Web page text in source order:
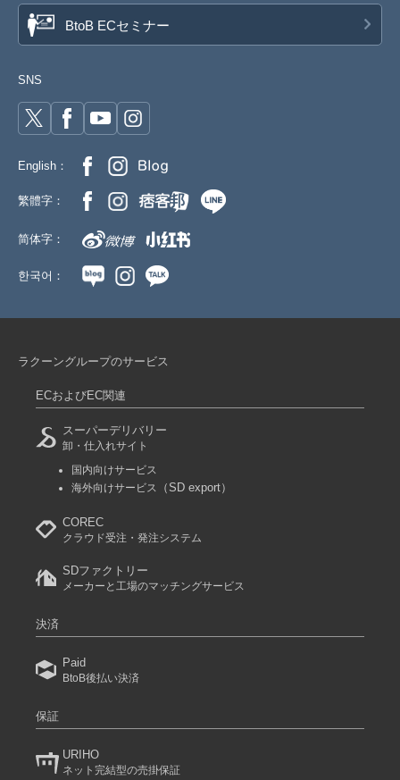
8-6D/グリーン 120cm
SD品番：12535884S32
8-6D/グリーン 130cm
参考上代
SD品番：12535884S33
8-6D/グリーン 140cm
参考上代 オープンプライス
参考上代
8-6D/グリーン 160cm
参考上代
SD品番：12535884S36 / メーカー品番：524-106
8-7ネイビー 110cm
参考上代
SOLD OUT
SD品番：12535884S37
BtoB ECセミナー
SNS
English：
繁體字：
简体字：
한국어：
ラクーングループのサービス
ECおよびEC関連
スーパーデリバリー
卸・仕入れサイト
国内向けサービス
海外向けサービス
（SD export）
COREC
クラウド受注・発注システム
SDファクトリー
メーカーと工場のマッチングサービス
決済
Paid
BtoB後払い決済
保証
URIHO
ネット完結型の売掛保証